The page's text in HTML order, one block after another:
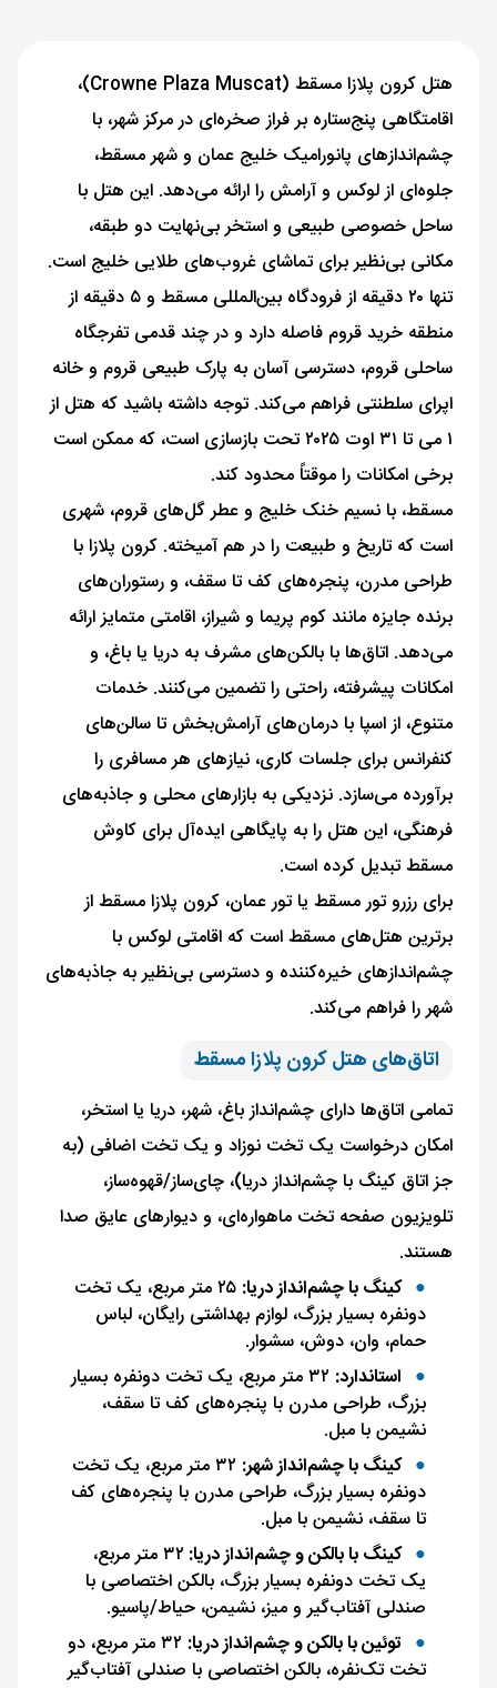
هتل کرون پلازا مسقط (Crowne Plaza Muscat)،
اقامتگاهی پنج‌ستاره بر فراز صخره‌ای در مرکز شهر، با
چشم‌اندازهای پانورامیک خلیج عمان و شهر مسقط،
جلوه‌ای از لوکس و آرامش را ارائه می‌دهد. این هتل با
ساحل خصوصی طبیعی و استخر بی‌نهایت دو طبقه،
مکانی بی‌نظیر برای تماشای غروب‌های طلایی خلیج است.
تنها ۲۰ دقیقه از فرودگاه بین‌المللی مسقط و ۵ دقیقه از
منطقه خرید قروم فاصله دارد و در چند قدمی تفرجگاه
ساحلی قروم، دسترسی آسان به پارک طبیعی قروم و خانه
اپرای سلطنتی فراهم می‌کند. توجه داشته باشید که هتل از
۱ می تا ۳۱ اوت ۲۰۲۵ تحت بازسازی است، که ممکن است
برخی امکانات را موقتاً محدود کند.
مسقط، با نسیم خنک خلیج و عطر گل‌های قروم، شهری
است که تاریخ و طبیعت را در هم آمیخته. کرون پلازا با
طراحی مدرن، پنجره‌های کف تا سقف، و رستوران‌های
برنده جایزه مانند کوم پریما و شیراز، اقامتی متمایز ارائه
می‌دهد. اتاق‌ها با بالکن‌های مشرف به دریا یا باغ، و
امکانات پیشرفته، راحتی را تضمین می‌کنند. خدمات
متنوع، از اسپا با درمان‌های آرامش‌بخش تا سالن‌های
کنفرانس برای جلسات کاری، نیازهای هر مسافری را
برآورده می‌سازد. نزدیکی به بازارهای محلی و جاذبه‌های
فرهنگی، این هتل را به پایگاهی ایده‌آل برای کاوش
مسقط تبدیل کرده است.
برای رزرو تور مسقط یا تور عمان، کرون پلازا مسقط از
برترین هتل‌های مسقط است که اقامتی لوکس با
چشم‌اندازهای خیره‌کننده و دسترسی بی‌نظیر به جاذبه‌های
شهر را فراهم می‌کند.
اتاق‌های هتل کرون پلازا مسقط
تمامی اتاق‌ها دارای چشم‌انداز باغ، شهر، دریا یا استخر،
امکان درخواست یک تخت نوزاد و یک تخت اضافی (به
جز اتاق کینگ با چشم‌انداز دریا)، چای‌ساز/قهوه‌ساز،
تلویزیون صفحه تخت ماهواره‌ای، و دیوارهای عایق صدا
هستند.
کینگ با چشم‌انداز دریا:
۲۵ متر مربع، یک تخت
دونفره بسیار بزرگ، لوازم بهداشتی رایگان، لباس
حمام، وان، دوش، سشوار.
استاندارد:
۳۲ متر مربع، یک تخت دونفره بسیار
بزرگ، طراحی مدرن با پنجره‌های کف تا سقف،
نشیمن با مبل.
کینگ با چشم‌انداز شهر:
۳۲ متر مربع، یک تخت
دونفره بسیار بزرگ، طراحی مدرن با پنجره‌های کف
تا سقف، نشیمن با مبل.
کینگ با بالکن و چشم‌انداز دریا:
۳۲ متر مربع،
یک تخت دونفره بسیار بزرگ، بالکن اختصاصی با
صندلی آفتاب‌گیر و میز، نشیمن، حیاط/پاسیو.
توئین با بالکن و چشم‌انداز دریا:
۳۲ متر مربع، دو
تخت تک‌نفره، بالکن اختصاصی با صندلی آفتاب‌گیر